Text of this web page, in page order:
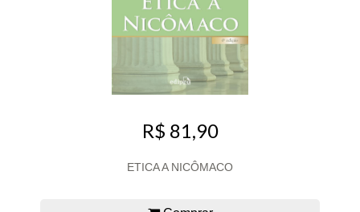
R$ 81,90
ETICA A NICÔMACO